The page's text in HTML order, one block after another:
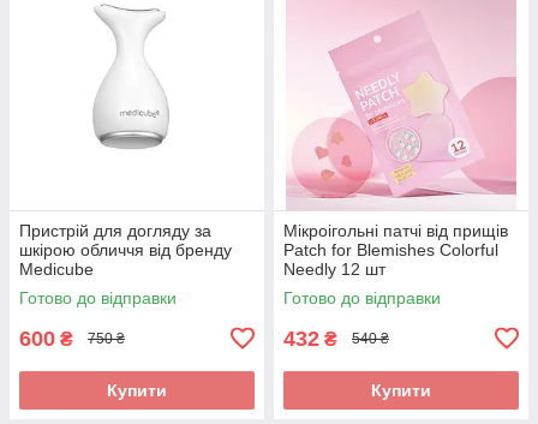
Пристрій для догляду за
шкірою обличчя від бренду
Medicube
Готово до відправки
600 ₴ 750 ₴
Купити
Мікроігольні патчі від прищів
Patch for Blemishes Colorful
Needly 12 шт
Готово до відправки
432 ₴ 540 ₴
Купити